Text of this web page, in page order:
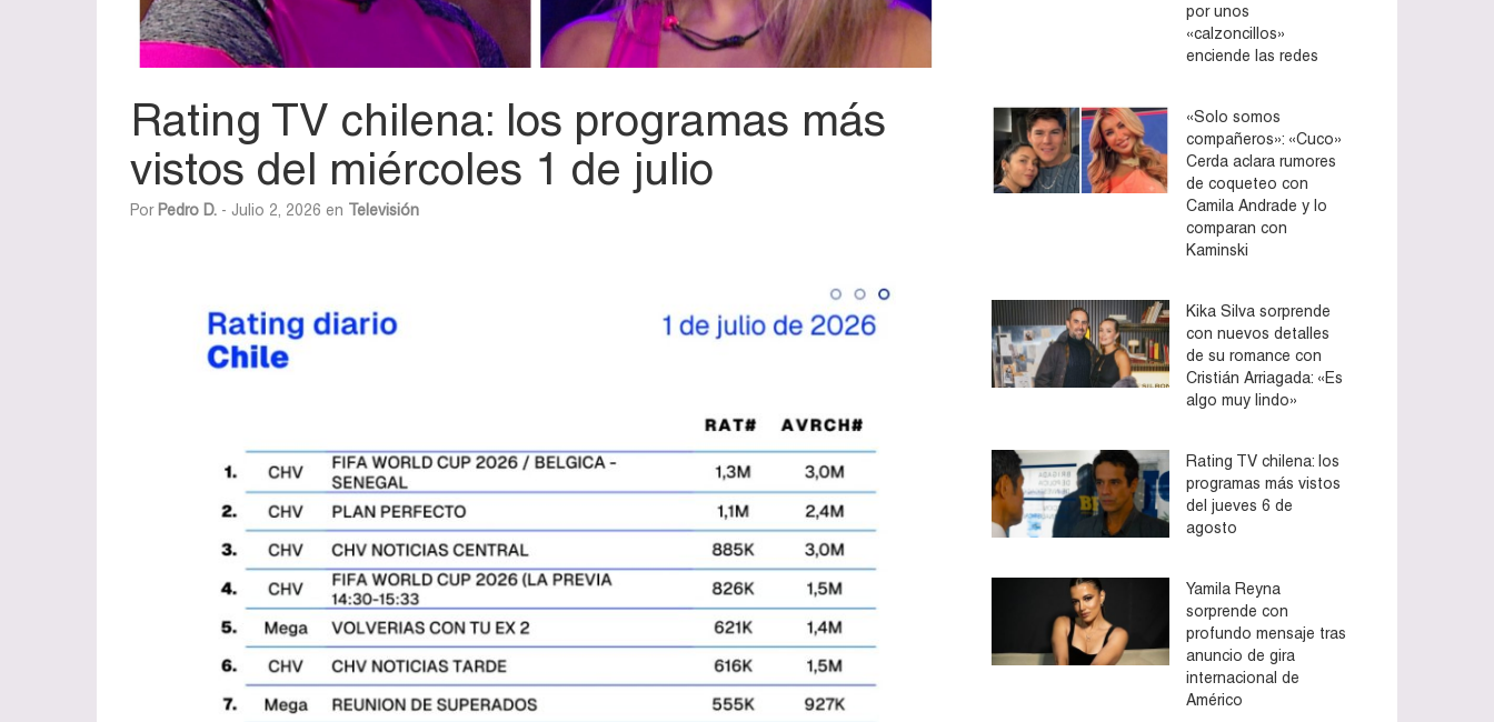
Rating TV chilena: los programas más
vistos del miércoles 1 de julio
Por Pedro D. - Julio 2, 2026 en Televisión
por unos
«calzoncillos»
enciende las redes
«Solo somos
compañeros»: «Cuco»
Cerda aclara rumores
de coqueteo con
Camila Andrade y lo
comparan con
Kaminski
Kika Silva sorprende
con nuevos detalles
de su romance con
Cristián Arriagada: «Es
algo muy lindo»
Rating TV chilena: los
programas más vistos
del jueves 6 de
agosto
Yamila Reyna
sorprende con
profundo mensaje tras
anuncio de gira
internacional de
Américo